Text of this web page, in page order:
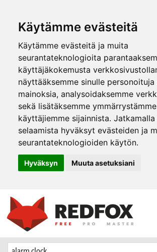
Käytämme evästeitä
Käytämme evästeitä ja muita
seurantateknologioita
käyttäjäkokemusta
näyttääksemme sinulle
mainoksia, analysoidaksemme
sekä lisätäksemme ymmärrystämme
käyttäjiemme sijainnista.
selaamista hyväksyt evästeiden ja
seurantateknologioiden käytön.
Hyväksyn Muuta asetuksiani